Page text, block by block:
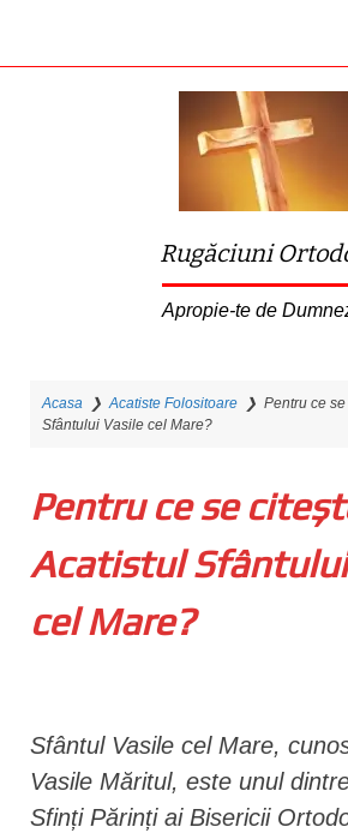
Rugăciuni
Apropie-te de
Acasa ❯Acatiste Folositoare ❯ Pentru ce
Sfântului Vasile cel Mare?
Pentru ce se
Acatistul
cel Mare?
Sfântul Vasile cel Mare,
Vasile Măritul, este unul
Sfinți Părinți ai Bisericii